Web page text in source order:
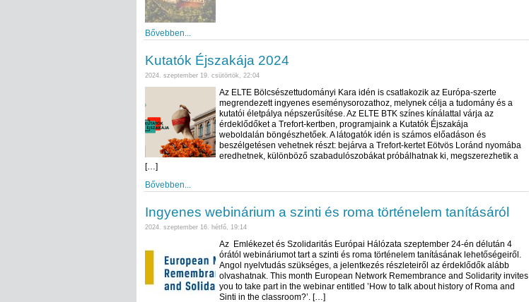
Bővebben...
Kutatók Éjszakája 2024
2024. szeptember 19. csütörtök, 22:04
Az ELTE Bölcsészettudományi Kara idén is csatlakozik az Európa-szerte
megrendezett ingyenes eseménysorozathoz, melynek célja a tudomány és a
kutatói életpálya népszerűsítése. Az ELTE BTK színes kínálattal várja az
érdeklődőket a Trefort-kertben, programjaink a Kutatók Éjszakája
weboldalán böngészhetőek. A látogatók idén is számos előadáson és
beszélgetésen vehetnek részt: bejárva a Trefort-kertet Eötvös Loránd nyomába
eredhetnek, különböző szabadulószobákat próbálhatnak ki, megszerezhetik a
[…]
Bővebben...
Ingyenes webinárium a szinti és roma történelem tanításáról
2024. szeptember 16. hétfő, 19:14
Az Emlékezet és Szolidaritás Európai Hálózata szeptember 24-én délután 4
órától webináriumot tart a szinti és roma történelem tanításának lehetőségeiről.
Angol nyelvtudás szükséges, a jelentkezés részleteiről az érdeklődők alább
olvashatnak. This month European Network Remembrance and Solidarity invites
you to take part in the webinar entitled ’How to talk about history of Roma and
Sinti in the classroom?’. […]